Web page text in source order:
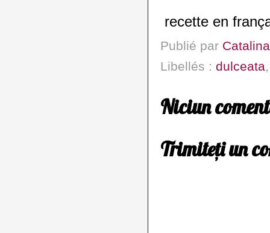
recette en
Publié par Catalina
Libellés : dulceata
Niciun
Trimiteți un